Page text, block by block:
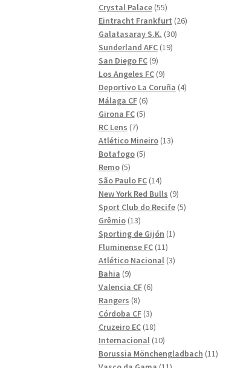
produkter
Crystal Palace 5555
produkter
Eintracht Frankfurt 2626
Galatasaray S.K. 3030
Sunderland AFC 1919
San Diego FC 99
produkter
Los Angeles FC 99
produkter
Deportivo La Coruña 44
Málaga CF 66
produkter
Girona FC 55
RC Lens 77
produkter
Atlético Mineiro 1313
Botafogo 55
Remo 55
produkter
São Paulo FC 1414
produkter
New York Red Bulls 99
produkter
Sport Club do Recife 55
Grêmio 1313
produkter
Sporting de Gijón 11
Fluminense FC 1111
produkter
Atlético Nacional 33
Bahia 99
produkter
Valencia CF 66
Rangers 88
produkter
Córdoba CF 33
produkter
Cruzeiro EC 1818
produkter
Internacional 1010
produkter
Borussia Mönchengladbach 1111